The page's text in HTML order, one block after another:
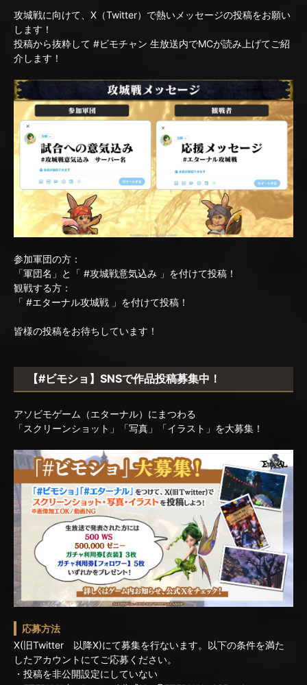
攻城戦に向けて、X（Twitter）で熱いメッセージの投稿をお願い
します！
投稿から抜粋して #ビモチャン 生放送内でMCが読み上げてご紹
介します！
参加軍団の方：
「軍団名」と「 #攻城戦意気込み 」を付けて投稿！
観戦する方：
「 #エターナル攻城戦 」を付けて投稿！
皆様の投稿をお待ちしています！
【#ビモショ】SNSで作品投稿募集中！
アソビモゲーム（エターナル）にまつわる
「スクリーンショット」「写真」「イラスト」を大募集！
応募方法
X(旧Twitter 以降X)にて募集を行ないます。以下の条件を満た
したアカウントにてご応募ください。
・投稿を非公開設定にしていない